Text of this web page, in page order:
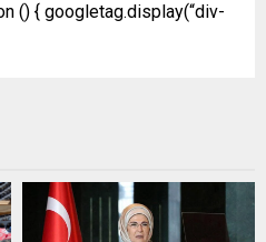
() { googletag.display(“div-